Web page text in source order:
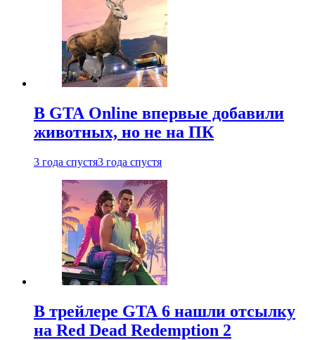
В GTA Online впервые добавили
животных, но не на ПК
3 года спустя3 года спустя
В трейлере GTA 6 нашли отсылку
на Red Dead Redemption 2